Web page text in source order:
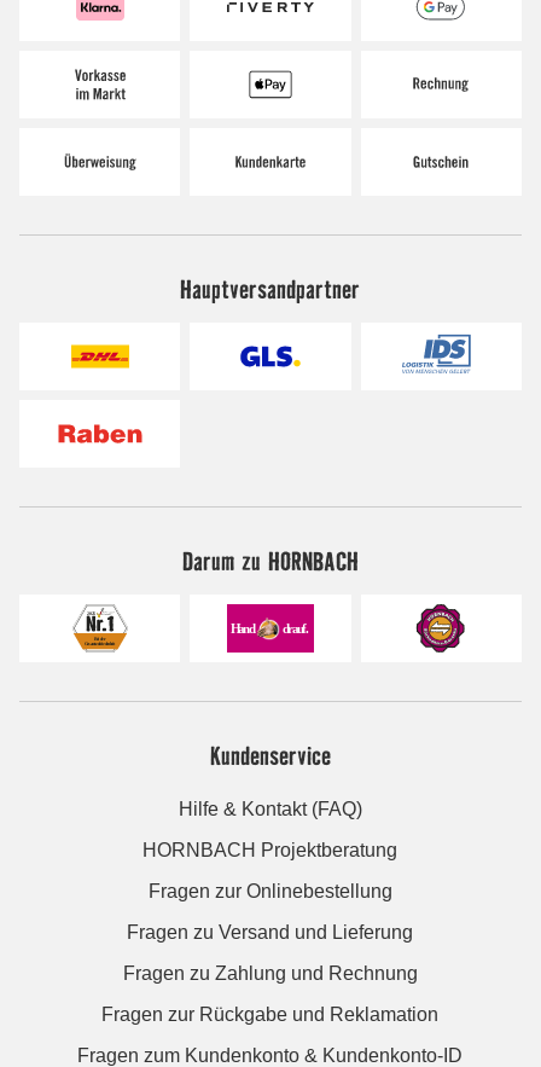
Hauptversandpartner
Darum zu HORNBACH
Kundenservice
Hilfe & Kontakt (FAQ)
HORNBACH Projektberatung
Fragen zur Onlinebestellung
Fragen zu Versand und Lieferung
Fragen zu Zahlung und Rechnung
Fragen zur Rückgabe und Reklamation
Fragen zum Kundenkonto & Kundenkonto-ID